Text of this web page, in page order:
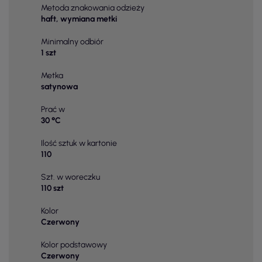
Metoda znakowania odzieży
haft, wymiana metki
Minimalny odbiór
1 szt
Metka
satynowa
Prać w
30 °C
Ilość sztuk w kartonie
110
Szt. w woreczku
110 szt
Kolor
Czerwony
Kolor podstawowy
Czerwony